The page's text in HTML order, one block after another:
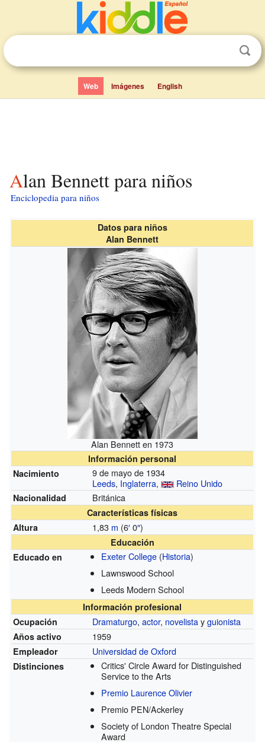
Web Imágenes English
Alan Bennett para niños
Enciclopedia para niños
Datos para niños
Alan Bennett
Alan Bennett en 1973
Información personal
Nacimiento
9 de mayo de 1934
Leeds, Inglaterra, Reino Unido
Nacionalidad Británica
Características físicas
Altura
1,83 m (6′0″)
Educación
Educado en
Exeter College (Historia)
Lawnswood School
Leeds Modern School
Información profesional
Ocupación
Dramaturgo,actor, novelistayguionista
Años activo 1959
Empleador Universidad de Oxford
Distinciones
Critics' Circle Award for Distinguished
Service to the Arts
Premio Laurence Olivier
Premio PEN/Ackerley
Society of London Theatre Special
Award